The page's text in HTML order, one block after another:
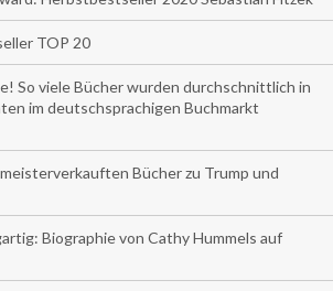
TOP 20
So viele Bücher wurden durchschnittlich in
im deutschsprachigen Buchmarkt
Bücher zu Trump und
Biographie von Cathy Hummels auf